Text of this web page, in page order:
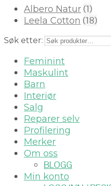
Albero Natur (1)
Leela Cotton (18)
Søk etter:
Feminint
Maskulint
Barn
Interiør
Salg
Reparer selv
Profilering
Merker
Om oss
BLOGG
Min konto